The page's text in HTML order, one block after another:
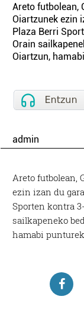
Areto futbolean,
Oiartzunek ezin
Plaza Berri
Orain
Oiartzun,
admin
Areto futbolean,
ezin izan du
Sporten kontra
sailkapeneko
hamabi